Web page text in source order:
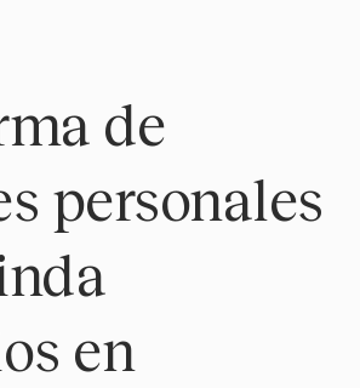
de
personales
en